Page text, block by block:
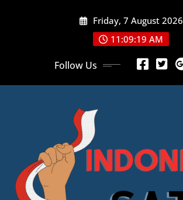
Friday, 7 August 2026
11:09:20 AM
Follow Us